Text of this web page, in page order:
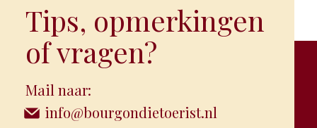
Tips, opmerkingen
of vragen?
Mail naar:
info@bourgondietoerist.nl